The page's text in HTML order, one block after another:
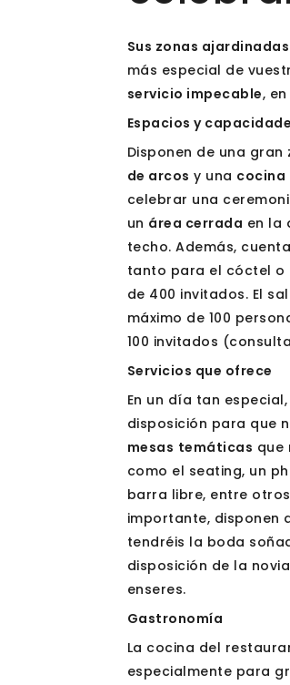
Sus zonas ajardinadas
más especial de
servicio impecable,
Espacios y
Disponen de una
de arcos y una cocina
celebrar una
un área cerrada en la
techo. Además,
tanto para el cóctel o
de 400 invitados. El
máximo de 100
100 invitados
Servicios que ofrece
En un día tan
disposición para que
mesas temáticas que
como el seating, un
barra libre, entre
importante, disponen
tendréis la boda
disposición de la
enseres.
Gastronomía
La cocina del
especialmente para